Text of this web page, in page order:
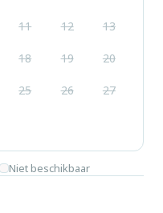
11 12 13
18 19 20
25 26 27
Niet beschikbaar